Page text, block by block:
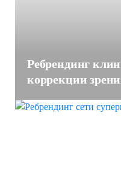
Ребрендинг
коррекции